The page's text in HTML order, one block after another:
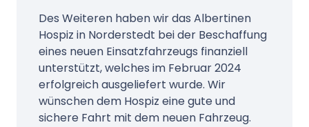
Des Weiteren haben wir das Albertinen
Hospiz in Norderstedt bei der Beschaffung
eines neuen Einsatzfahrzeugs finanziell
unterstützt, welches im Februar 2024
erfolgreich ausgeliefert wurde. Wir
wünschen dem Hospiz eine gute und
sichere Fahrt mit dem neuen Fahrzeug.